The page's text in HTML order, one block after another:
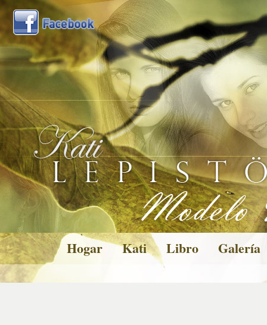
Hogar Kati Libro Galería